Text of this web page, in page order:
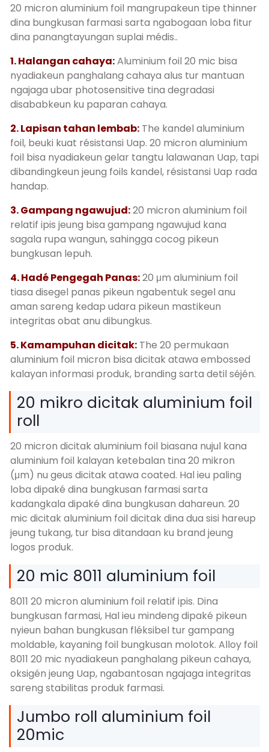
20 micron aluminium foil mangrupakeun tipe thinner
dina bungkusan farmasi sarta ngabogaan loba fitur
dina panangtayungan suplai médis..
1. Halangan cahaya:Aluminium foil 20 mic bisa
nyadiakeun panghalang cahaya alus tur mantuan
ngajaga ubar photosensitive tina degradasi
disababkeun ku paparan cahaya.
2. Lapisan tahan lembab: The kandel aluminium
foil, beuki kuat résistansi Uap. 20 micron aluminium
foil bisa nyadiakeun gelar tangtu lalawanan Uap, tapi
dibandingkeun jeung foils kandel, résistansi Uap rada
handap.
3. Gampang ngawujud:20 micron aluminium foil
relatif ipis jeung bisa gampang ngawujud kana
sagala rupa wangun, sahingga cocog pikeun
bungkusan lepuh.
4. Hadé Pengegah Panas:20 μm aluminium foil
tiasa disegel panas pikeun ngabentuk segel anu
aman sareng kedap udara pikeun mastikeun
integritas obat anu dibungkus.
5. Kamampuhan dicitak: The 20 permukaan
aluminium foil micron bisa dicitak atawa embossed
kalayan informasi produk, branding sarta detil séjén.
20 mikro dicitak aluminium foil
roll
20 micron dicitak aluminium foil biasana nujul kana
aluminium foil kalayan ketebalan tina 20 mikron
(μm) nu geus dicitak atawa coated. Hal ieu paling
loba dipaké dina bungkusan farmasi sarta
kadangkala dipaké dina bungkusan dahareun. 20
mic dicitak aluminium foil dicitak dina dua sisi hareup
jeung tukang, tur bisa ditandaan ku brand jeung
logos produk.
20 mic 8011 aluminium foil
8011 20 micron aluminium foil relatif ipis. Dina
bungkusan farmasi, Hal ieu mindeng dipaké pikeun
nyieun bahan bungkusan fléksibel tur gampang
moldable, kayaning foil bungkusan molotok. Alloy foil
8011 20 mic nyadiakeun panghalang pikeun cahaya,
oksigén jeung Uap, ngabantosan ngajaga integritas
sareng stabilitas produk farmasi.
Jumbo roll aluminium foil
20mic